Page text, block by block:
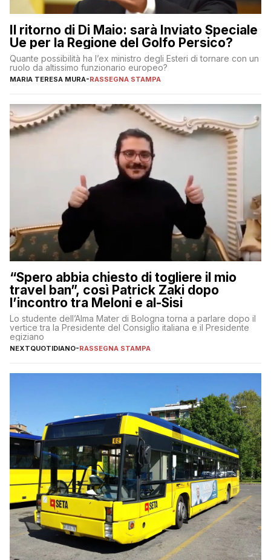
Il ritorno di Di Maio: sarà Inviato Speciale
Ue per la Regione del Golfo Persico?
Quante possibilità ha l’ex ministro degli Esteri di tornare con un
ruolo da altissimo funzionario europeo?
MARIA TERESA MURA-RASSEGNA STAMPA
“Spero abbia chiesto di togliere il mio
travel ban”, così Patrick Zaki dopo
l’incontro tra Meloni e al-Sisi
Lo studente dell’Alma Mater di Bologna torna a parlare dopo il
vertice tra la Presidente del Consiglio italiana e il Presidente
egiziano
NEXTQUOTIDIANO-RASSEGNA STAMPA